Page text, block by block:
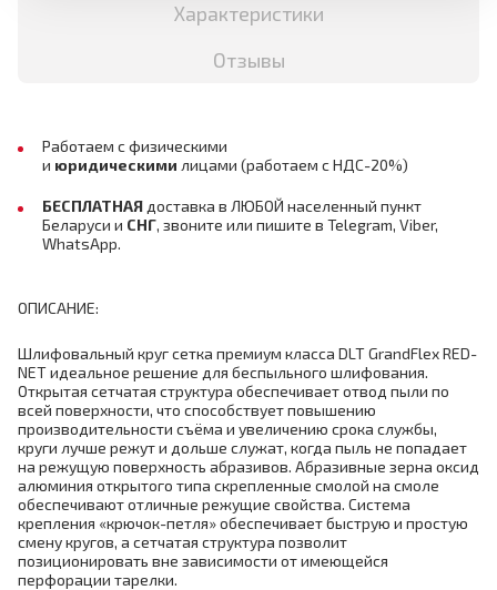
Характеристики
Отзывы
Работаем с физическими
и юридическими лицами (работаем с НДС-20%)
БЕСПЛАТНАЯ доставка в ЛЮБОЙ населенный пункт
Беларуси и СНГ, звоните или пишите в Telegram, Viber,
WhatsApp.
ОПИСАНИЕ:
Шлифовальный круг сетка премиум класса DLT GrandFlex RED-
NET идеальное решение для беспыльного шлифования.
Открытая сетчатая структура обеспечивает отвод пыли по
всей поверхности, что способствует повышению
производительности съёма и увеличению срока службы,
круги лучше режут и дольше служат, когда пыль не попадает
на режущую поверхность абразивов. Абразивные зерна оксид
алюминия открытого типа скрепленные смолой на смоле
обеспечивают отличные режущие свойства. Система
крепления «крючок-петля» обеспечивает быструю и простую
смену кругов, а сетчатая структура позволит
позиционировать вне зависимости от имеющейся
перфорации тарелки.